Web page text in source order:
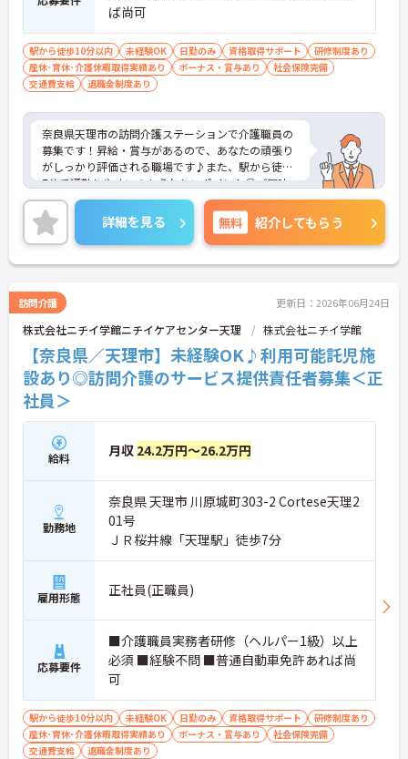
ば尚可
駅から徒歩10分以内 未経験OK 日勤のみ 資格取得サポート
研修制度あり
産休･育休･介護休暇取得実績あり
ボーナス・賞与あり
社会保険完備
交通費支給
退職金制度あり
奈良県天理市の訪問介護ステーションで介護職員の
募集です！昇給・賞与があるので、あなたの頑張り
がしっかり評価される職場です♪また、駅から徒歩
7分で通勤しやすいのもうれしいポイント◎ご興味
のある方は、面接ポイントをお伝えしますので、お
気軽にご連絡ください。
詳細を見る 無料 紹介してもらう
訪問介護 更新日：2026年06月24日
株式会社ニチイ学館ニチイケアセンター天理 株式会社ニチイ学館
【奈良県／天理市】未経験OK♪利用可能託児施
設あり◎訪問介護のサービス提供責任者募集＜正
社員＞
給料 月収 24.2万円～26.2万円
勤務地
奈良県 天理市 川原城町303-2 Cortese天理2
01号
ＪＲ桜井線「天理駅」徒歩7分
雇用形態 正社員(正職員)
応募要件
■介護職員実務者研修（ヘルパー1級）以上
必須 ■経験不問 ■普通自動車免許あれば尚
可
駅から徒歩10分以内 未経験OK 日勤のみ 資格取得サポート
研修制度あり
産休･育休･介護休暇取得実績あり
ボーナス・賞与あり
社会保険完備
交通費支給
退職金制度あり